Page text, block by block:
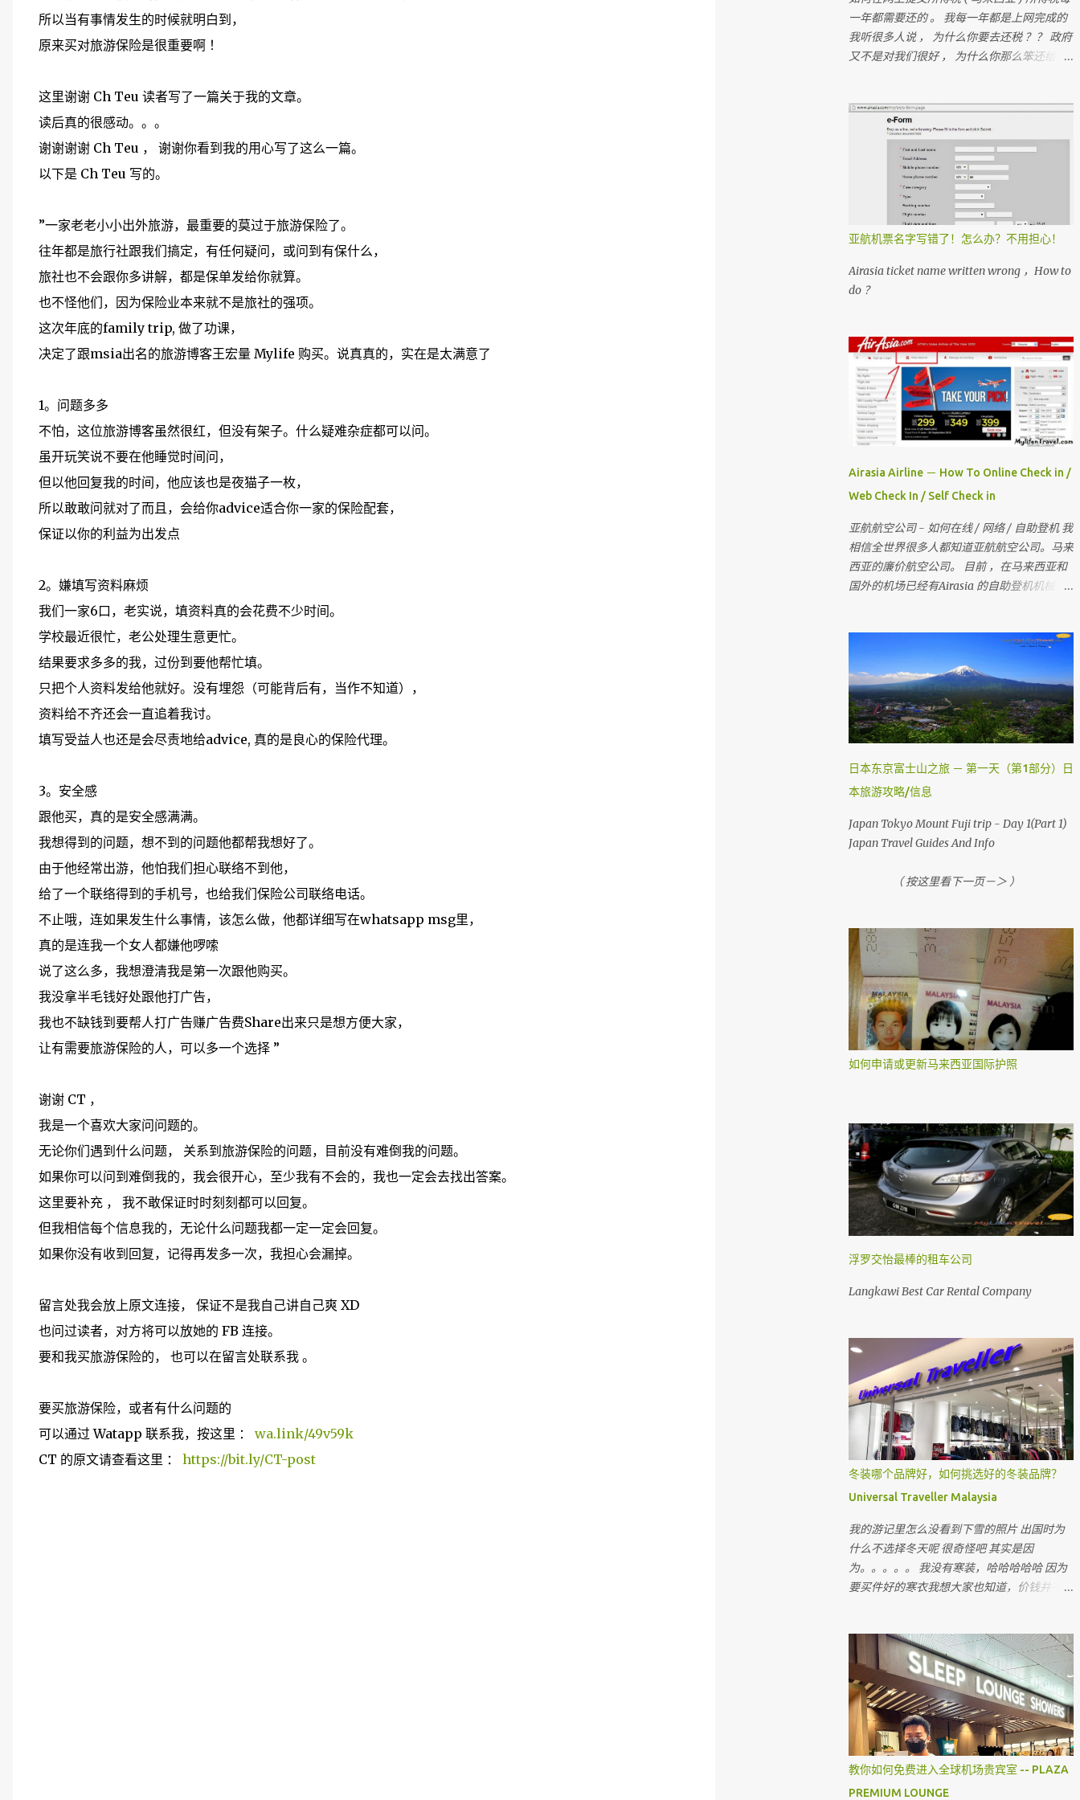
所以当有事情发生的时候就明白到，
原来买对旅游保险是很重要啊 ！
这里谢谢 Ch Teu 读者写了一篇关于我的文章。
读后真的很感动。。。
谢谢谢谢 Ch Teu ， 谢谢你看到我的用心写了这么一篇。
以下是 Ch Teu 写的。
”一家老老小小出外旅游，最重要的莫过于旅游保险了。
往年都是旅行社跟我们搞定，有任何疑问，或问到有保什么，
旅社也不会跟你多讲解，都是保单发给你就算。
也不怪他们，因为保险业本来就不是旅社的强项。
这次年底的family trip, 做了功课，
决定了跟msia出名的旅游博客王宏量 Mylife 购买。说真真的，实在是太满意了
1。问题多多
不怕，这位旅游博客虽然很红，但没有架子。什么疑难杂症都可以问。
虽开玩笑说不要在他睡觉时间问，
但以他回复我的时间，他应该也是夜猫子一枚，
所以敢敢问就对了而且，会给你advice适合你一家的保险配套，
保证以你的利益为出发点
2。嫌填写资料麻烦
我们一家6口，老实说，填资料真的会花费不少时间。
学校最近很忙，老公处理生意更忙。
结果要求多多的我，过份到要他帮忙填。
只把个人资料发给他就好。没有埋怨（可能背后有，当作不知道），
资料给不齐还会一直追着我讨。
填写受益人也还是会尽责地给advice, 真的是良心的保险代理。
3。安全感
跟他买，真的是安全感满满。
我想得到的问题，想不到的问题他都帮我想好了。
由于他经常出游，他怕我们担心联络不到他，
给了一个联络得到的手机号，也给我们保险公司联络电话。
不止哦，连如果发生什么事情，该怎么做，他都详细写在whatsapp msg里，
真的是连我一个女人都嫌他啰嗦
说了这么多，我想澄清我是第一次跟他购买。
我没拿半毛钱好处跟他打广告，
我也不缺钱到要帮人打广告赚广告费Share出来只是想方便大家，
让有需要旅游保险的人，可以多一个选择 ”
谢谢 CT ，
我是一个喜欢大家问问题的。
无论你们遇到什么问题， 关系到旅游保险的问题，目前没有难倒我的问题。
如果你可以问到难倒我的，我会很开心，至少我有不会的，我也一定会去找出答案。
这里要补充 ， 我不敢保证时时刻刻都可以回复。
但我相信每个信息我的，无论什么问题我都一定一定会回复。
如果你没有收到回复，记得再发多一次，我担心会漏掉。
留言处我会放上原文连接， 保证不是我自己讲自己爽 XD
也问过读者，对方将可以放她的 FB 连接。
要和我买旅游保险的， 也可以在留言处联系我 。
要买旅游保险，或者有什么问题的
可以通过 Watapp 联系我，按这里 ： wa.link/49v59k
CT 的原文请查看这里 ： https://bit.ly/CT-post
一年都需要还的 。 我每一年都是上网完成的
我听很多人说 ， 为什么你要去还税 ？？ 政府
又不是对我们很好 ， 为什么你那么笨还给政
人是不是不能成功？ 我们孩子上学是免费的
， 去政府医院是不用付钱
亚航机票名字写错了！怎么办？不用担心！
Airasia ticket name written wrong ，How to
do ？
Airasia Airline － How To Online Check in /
Web Check In / Self Check in
亚航航空公司 - 如何在线 / 网络 / 自助登机 我
相信全世界很多人都知道亚航航空公司。马来
西亚的廉价航空公司。 目前 ，在马来西亚和
国外的机场已经有Airasia 的自助登机机械。
是要多给额外的手续费 。 所以 ， 记得在去机
场前在家里自己做自助登机 。 要怎样做？？
今天我就来教教大家 请记住，你可以在起飞
时间前四小时网上办理登机手续 。四小时后
，就需要到机场自助登机机械办理登机手续。
国内航班如吉隆坡，古晋，哥打京那巴鲁，柔
佛，槟城等等前，在1个小时前还可以网上办
理登机手续。 （ Airasia 会任何时刻会有变动
， 请上网检查 ） 首先，去 亚洲航空网站 。
然后你会看到 Web Check in ， 按它
日本东京富士山之旅 － 第一天（第1部分）日
本旅游攻略/信息
Japan Tokyo Mount Fuji trip - Day 1(Part 1)
Japan Travel Guides And Info
（ 按这里看下一页－＞ ）
如何申请或更新马来西亚国际护照
浮罗交怡最棒的租车公司
Langkawi Best Car Rental Company
冬装哪个品牌好，如何挑选好的冬装品牌？
Universal Traveller Malaysia
我的游记里怎么没看到下雪的照片 出国时为
什么不选择冬天呢 很奇怪吧 其实是因
为。。。。。 我没有寒装，哈哈哈哈哈 因为
要买件好的寒衣我想大家也知道，价钱并不便
都省在哪里呢 ？ 就是省在买寒衣，如果亲戚
朋友有，和他们借，对不对 最近听到很多朋
友说上网买会比较值得 但很多我认识的朋友
上网买后，都会建议我不要上网买，为什么呢
教你如何免费进入全球机场贵宾室 -- PLAZA
PREMIUM LOUNGE